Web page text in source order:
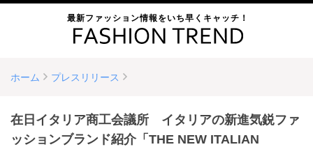
最新ファッション情報をいち早くキャッチ！
ホーム プレスリリース
在日イタリア商工会議所 イタリアの新進気鋭ファ
ッションブランド紹介「THE NEW ITALIAN